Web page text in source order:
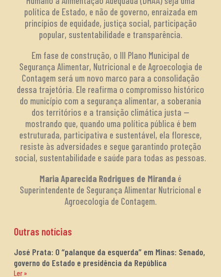
política de Estado, e não de governo, enraizada em
princípios de equidade, justiça social, participação
popular, sustentabilidade e transparência.
Em fase de construção, o III Plano Municipal de
Segurança Alimentar, Nutricional e de Agroecologia de
Contagem será um novo marco para a consolidação
dessa trajetória. Ele reafirma o compromisso histórico
do município com a segurança alimentar, a soberania
dos territórios e a transição climática justa —
mostrando que, quando uma política pública é bem
estruturada, participativa e sustentável, ela floresce,
resiste às adversidades e segue garantindo proteção
social, sustentabilidade e saúde para todas as pessoas.
Maria Aparecida Rodrigues de Miranda é
Superintendente de Segurança Alimentar Nutricional e
Agroecologia de Contagem.
Outras notícias
José Prata: O “palanque da esquerda” em Minas: Senado,
governo do Estado e presidência da República
Ler »